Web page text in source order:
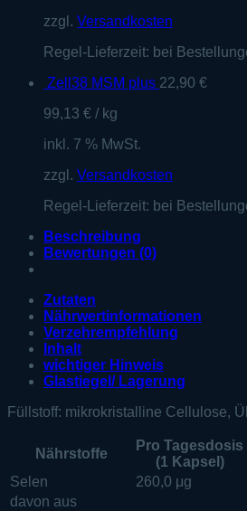
zzgl. Versandkosten
Regel-Lieferzeit: bei
Zell38 MSM plus 22,90 €
99,13 € / kg
inkl. 7 % MwSt.
zzgl. Versandkosten
Regel-Lieferzeit: bei
Beschreibung
Bewertungen (0)
Zutaten
Nährwertinformationen
Verzehrempfehlung
Inhalt
wichtiger Hinweis
Glastiegel/ Lagerung
Füllstoff: mikrokristalline Cellulose,
Nährstoffe
Pro Tagesdosis
(1 Kapsel)
Selen
260,0 μg
davon aus